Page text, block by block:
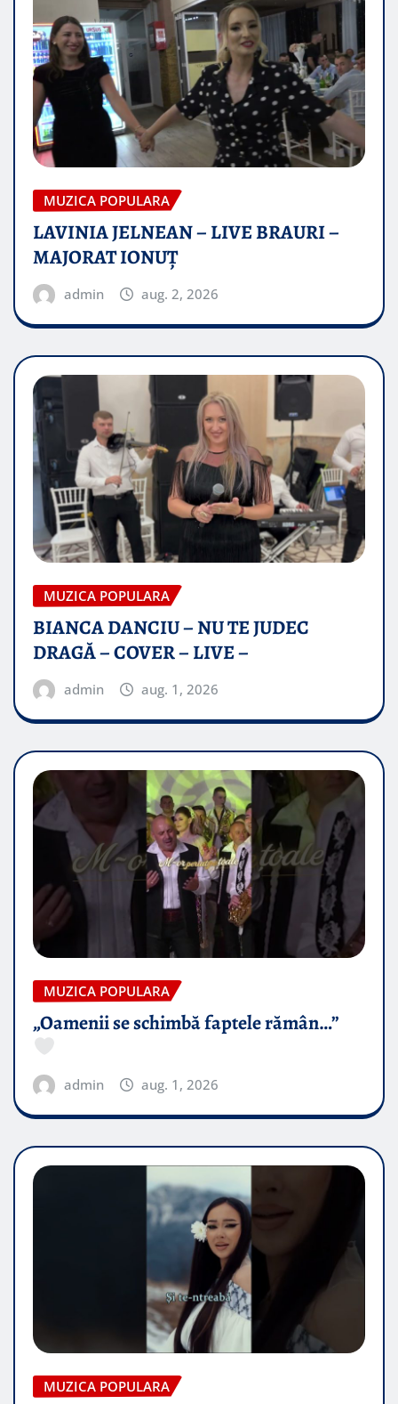
MUZICA POPULARA
LAVINIA JELNEAN – LIVE BRAURI –
MAJORAT IONUŢ
admin aug. 2, 2026
MUZICA POPULARA
BIANCA DANCIU – NU TE JUDEC
DRAGĂ – COVER – LIVE –
admin aug. 1, 2026
MUZICA POPULARA
„Oamenii se schimbă faptele rămân…”
admin aug. 1, 2026
MUZICA POPULARA